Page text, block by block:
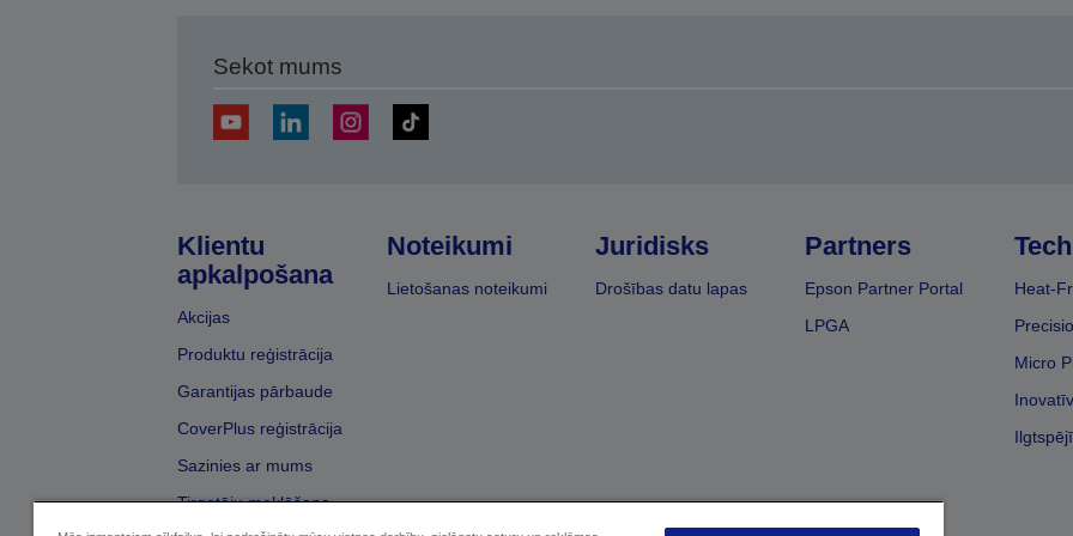
Sekot mums
Klientu
apkalpošana
Akcijas
Produktu reģistrācija
Garantijas pārbaude
CoverPlus reģistrācija
Sazinies ar mums
Tirgotāju meklēšana
Noteikumi
Lietošanas noteikumi
Juridisks
Drošības datu lapas
Partners
Epson Partner Portal
LPGA
Heat-
Micro